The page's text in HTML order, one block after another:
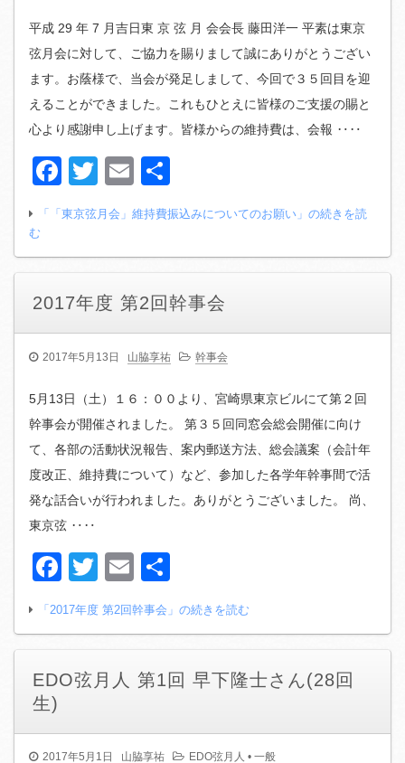
平成 29 年 7 月吉日東 京 弦 月 会会長 藤田洋一 平素は東京
弦月会に対して、ご協力を賜りまして誠にありがとうござい
ます。お蔭様で、当会が発足しまして、今回で３５回目を迎
えることができました。これもひとえに皆様のご支援の賜と
心より感謝申し上げます。皆様からの維持費は、会報 ‥‥
Facebook
TwitterEmail
有
「「東京弦月会」維持費振込みについてのお願い」の続きを読
む
2017年度 第2回幹事会
2017年5月13日 山脇享祐 幹事会
5月13日（土）１６：００より、宮崎県東京ビルにて第２回
幹事会が開催されました。 第３５回同窓会総会開催に向け
て、各部の活動状況報告、案内郵送方法、総会議案（会計年
度改正、維持費について）など、参加した各学年幹事間で活
発な話合いが行われました。ありがとうございました。 尚、
東京弦 ‥‥
Facebook
Twitter
Email
有
「2017年度 第2回幹事会」の続きを読む
EDO弦月人 第1回 早下隆士さん(28回
生)
2017年5月1日 山脇享祐 EDO弦月人 • 一般